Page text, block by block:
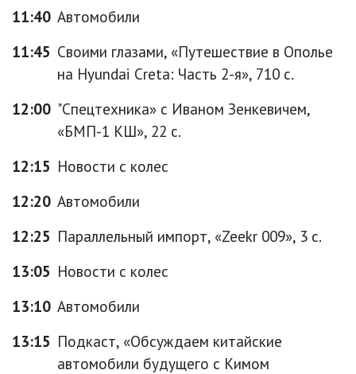
11:40 Автомобили
11:45 Своими глазами, «Путешествие в Ополье
на Hyundai Creta: Часть 2-я», 710 с.
12:00 "Спецтехника» с Иваном Зенкевичем,
«БМП-1 КШ», 22 с.
12:15 Новости с колес
12:20 Автомобили
12:25 Параллельный импорт, «Zeekr 009», 3 с.
13:05 Новости с колес
13:10 Автомобили
13:15 Подкаст, «Обсуждаем китайские
автомобили будущего с Кимом